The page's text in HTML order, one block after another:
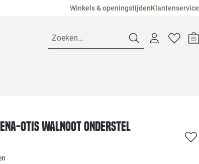
Winkels & openingstijdenKlantenservice
Zoeken…
Otis walnoot onderstel